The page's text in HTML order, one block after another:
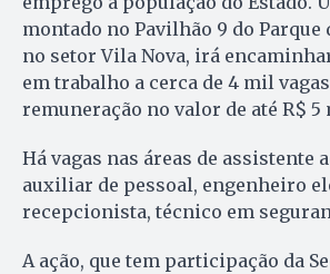
montado no Pavilhão 9 do Parque
no setor Vila Nova, irá
em trabalho a cerca de 4 mil
remuneração no valor de até R$ 5
Há vagas nas áreas de assistente
auxiliar de pessoal, engenheiro
recepcionista, técnico em
A ação, que tem participação da